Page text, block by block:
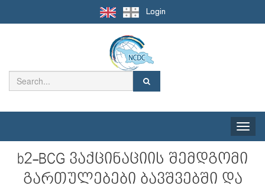
Login
Toggle
b2-BCG ვაქცინაციის შემდგომი
გართულებები ბავშვებში და